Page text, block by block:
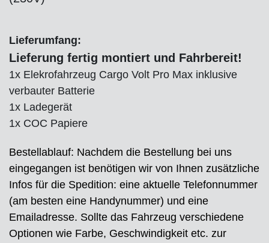
Lieferumfang:
Lieferung fertig montiert und Fahrbereit!
1x Elekrofahrzeug Cargo Volt Pro Max inklusive
verbauter Batterie
1x Ladegerät
1x COC Papiere
Bestellablauf: Nachdem die Bestellung bei uns
eingegangen ist benötigen wir von Ihnen zusätzliche
Infos für die Spedition: eine aktuelle Telefonnummer
(am besten eine Handynummer) und eine
Emailadresse. Sollte das Fahrzeug verschiedene
Optionen wie Farbe, Geschwindigkeit etc. zur